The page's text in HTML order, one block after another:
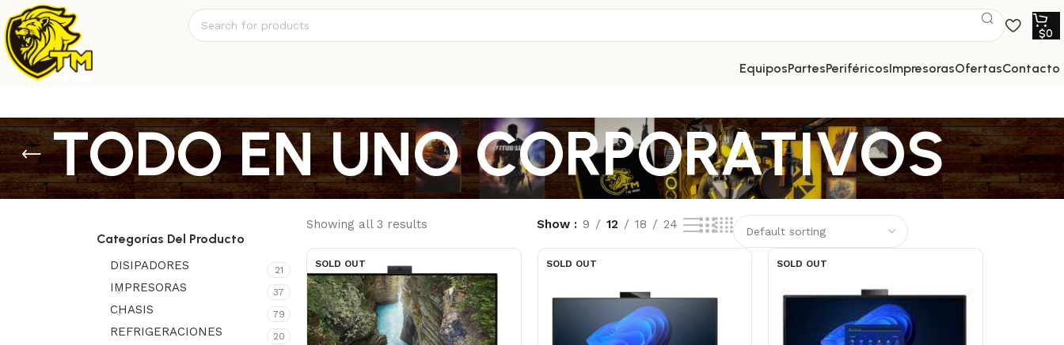
$0
equipos partes periféricos impresoras ofertas contacto
TODO EN UNO CORPORATIVOS
Categorías Del Producto
DISIPADORES 21
IMPRESORAS 37
CHASIS 79
REFRIGERACIONES 20
Showing all 3 results Show 9 12 18 24
SOLD OUT SOLD OUT SOLD OUT